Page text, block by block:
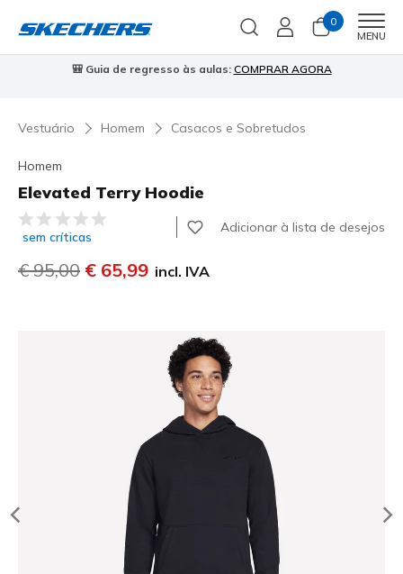
0
MENU
🎒 Guia de regresso às aulas: COMPRAR AGORA
Vestuário Homem Casacos e Sobretudos
Homem
Elevated Terry Hoodie
3$2 de 5 – Classificação do cliente
sem críticas
Adicionar à lista de desejos
Preço com desconto de
€ 95,00 para
€ 65,99 incl. IVA